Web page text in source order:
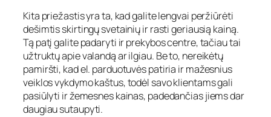
Kita priežastis yra ta, kad galite lengvai peržiūrėti
dešimtis skirtingų svetainių ir rasti geriausią kainą.
Tą patį galite padaryti ir prekybos centre, tačiau tai
užtruktų apie valandą ar ilgiau. Be to, nereikėtų
pamiršti, kad el. parduotuvės patiria ir mažesnius
veiklos vykdymo kaštus, todėl savo klientams gali
pasiūlyti ir žemesnes kainas, padedančias jiems dar
daugiau sutaupyti.